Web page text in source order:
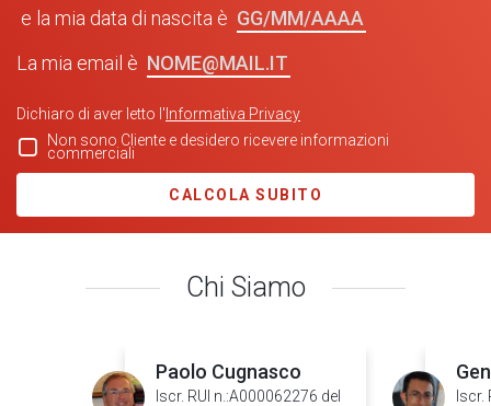
e la mia data di nascita è
GG/MM/AAAA
La mia email è NOME@MAIL.IT
Dichiaro di aver letto l' Informativa Privacy
Non sono Cliente e desidero ricevere informazioni
commerciali
CALCOLA SUBITO
Chi Siamo
Paolo Cugnasco
Iscr. RUI n.:A000062276 del
Iscr.